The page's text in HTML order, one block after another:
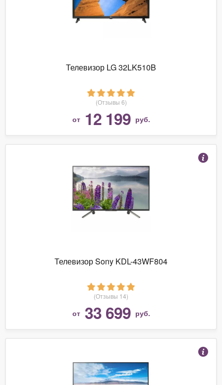
Телевизор LG 32LK510B
(Отзывы 6)
от 12 199 руб.
Телевизор Sony KDL-43WF804
(Отзывы 14)
от 33 699 руб.